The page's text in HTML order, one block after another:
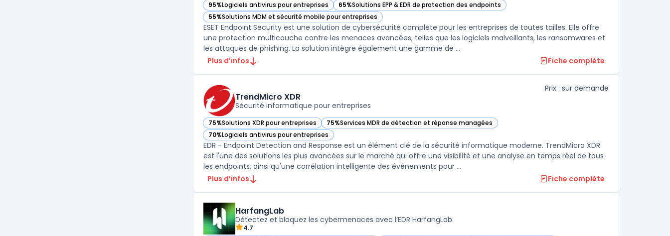
95%Logiciels antivirus pour entreprises
— voir ESET Endpoint Security dans cette catégorie
65%Solutions EPP & EDR de protection des endpoints
— voir ESET Endpoint Security dans cette catégorie
55%Solutions MDM et sécurité mobile pour entreprises
— voir ESET Endpoint Security dans cette catégorie
ESET Endpoint Security est une solution de cybersécurité complète pour les entreprises de toutes tailles. Elle offre
une protection multicouche contre les menaces avancées, telles que les logiciels malveillants, les ransomwares et
les attaques de phishing. La solution intègre également une gamme de ...
Plus d’infos
Fiche complète
TrendMicro XDR
Sécurité informatique pour entreprises
Prix : sur demande
75%Solutions XDR pour entreprises
— voir TrendMicro XDR dans cette catégorie
75%Services MDR de détection et réponse managées
— voir TrendMicro XDR dans cette catégorie
70%Logiciels antivirus pour entreprises
— voir TrendMicro XDR dans cette catégorie
EDR - Endpoint Detection and Response est un élément clé de la sécurité informatique moderne. TrendMicro XDR
est l'une des solutions les plus avancées sur le marché qui offre une visibilité et une analyse en temps réel de tous
les endpoints, ainsi qu'une corrélation intelligente des événements pour ...
Plus d’infos
Fiche complète
HarfangLab
Détectez et bloquez les cybermenaces avec l’EDR HarfangLab.
4.7